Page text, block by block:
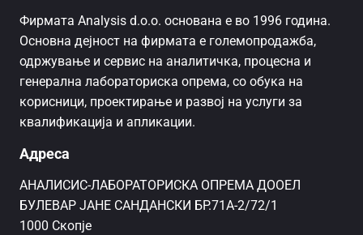
Фирмата Analysis d.o.o. основана е во 1996 година.
Основна дејност на фирмата е големопродажба,
одржување и сервис на аналитичка, процесна и
генерална лабораториска опрема, со обука на
корисници, проектирање и развој на услуги за
квалификација и апликации.
Адреса
AНАЛИСИС-ЛАБОРАТОРИСКА ОПРЕМА ДООЕЛ
БУЛЕВАР ЈАНЕ САНДАНСКИ БР.71А-2/72/1
1000 Скопје